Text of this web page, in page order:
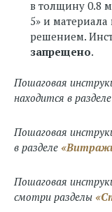
в толщину 0.8
5» и
решением.
запрещено.
Пошаговая
находится в разделе
Пошаговая
в разделе
Пошаговая
смотри разделы